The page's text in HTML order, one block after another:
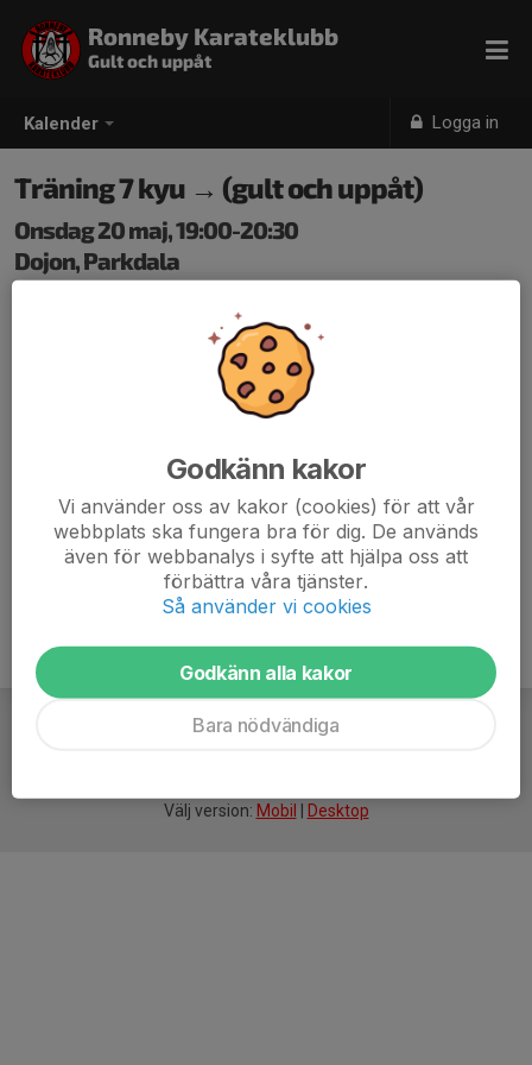
Kalender Logga in
Ronneby Karateklubb
Gult och uppåt
Träning 7 kyu → (gult och uppåt)
Onsdag 20 maj, 19:00-20:30
Dojon, Parkdala
Välj version: Mobil Desktop
Godkänn kakor
Vi använder oss av kakor (cookies) för att vår
webbplats ska fungera bra för dig. De används
även för webbanalys i syfte att hjälpa oss att
förbättra våra tjänster.
Så använder vi cookies
Godkänn alla kakor
Bara nödvändiga